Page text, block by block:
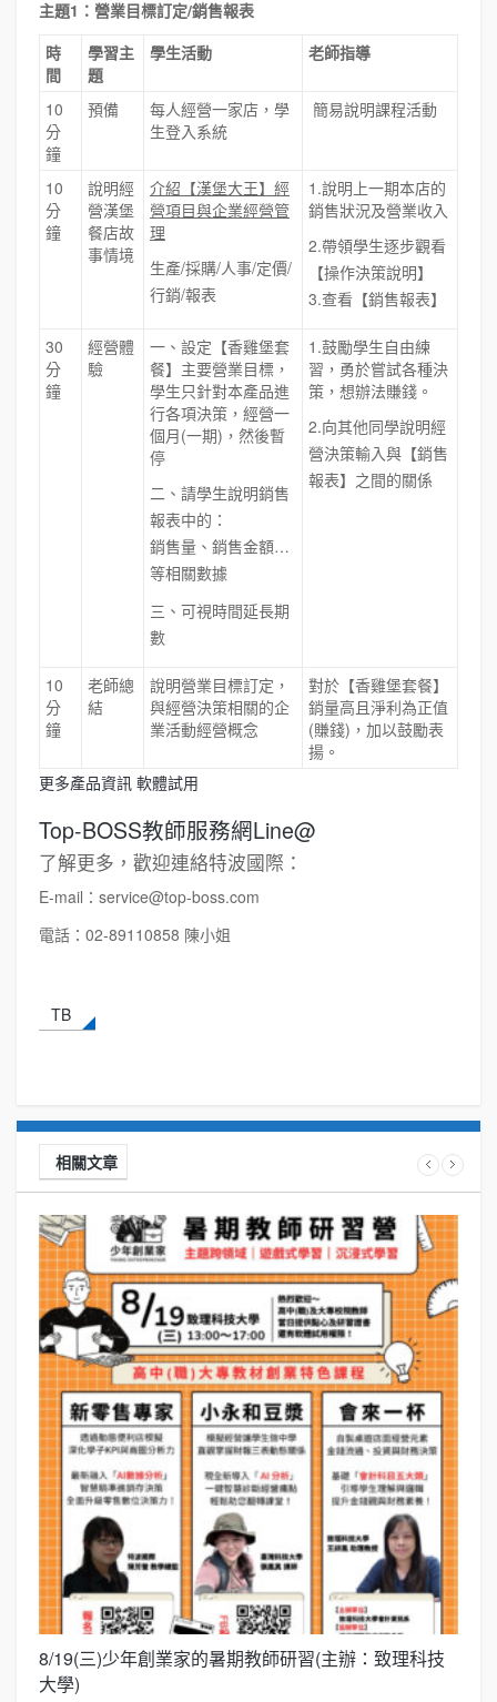
主題1：營業目標訂定/銷售報表
時
間
學習主
題
學生活動 老師指導
10
分
鐘
預備
每人經營一家店，學
生登入系統
簡易說明課程活動
10
分
鐘
說明經
營漢堡
餐店故
事情境
介紹【漢堡大王】經
營項目與企業經營管
理
生產/採購/人事/定價/
行銷/報表
1.說明上一期本店的
銷售狀況及營業收入
2.帶領學生逐步觀看
【操作決策說明】
3.查看【銷售報表】
30
分
鐘
經營體
驗
一、設定【香雞堡套
餐】主要營業目標，
學生只針對本產品進
行各項決策，經營一
個月(一期)，然後暫
停
二、請學生說明銷售
報表中的：
銷售量、銷售金額…
等相關數據
三、可視時間延長期
數
1.鼓勵學生自由練
習，勇於嘗試各種決
策，想辦法賺錢。
2.向其他同學說明經
營決策輸入與【銷售
報表】之間的關係
10
分
鐘
老師總
結
說明營業目標訂定，
與經營決策相關的企
業活動經營概念
對於【香雞堡套餐】
銷量高且淨利為正值
(賺錢)，加以鼓勵表
揚。
更多產品資訊 軟體試用
Top-BOSS教師服務網Line@
了解更多，歡迎連絡特波國際：
E-mail：service@top-boss.com
電話：02-89110858 陳小姐
TB
相關文章
8/19(三)少年創業家的暑期教師研習(主辦：致理科技
大學)